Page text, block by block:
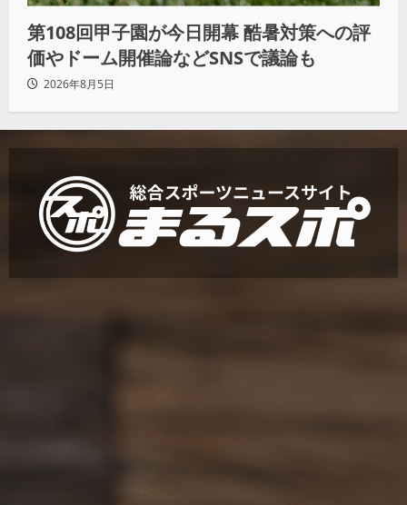
第108回甲子園が今日開幕 酷暑対策への評
価やドーム開催論などSNSで議論も
2026年8月5日